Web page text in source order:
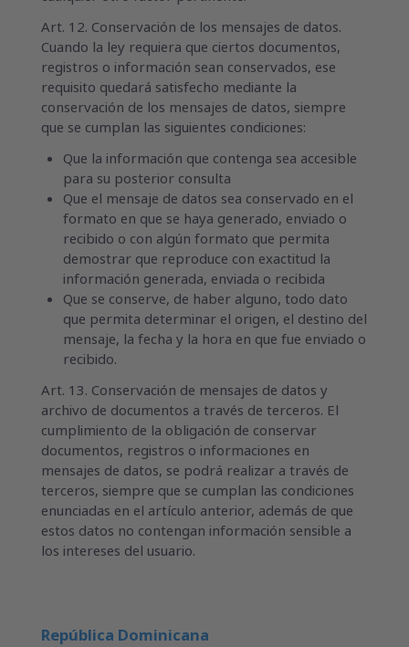
Art. 12. Conservación de los mensajes de datos.
Cuando la ley requiera que ciertos documentos,
registros o información sean conservados, ese
requisito quedará satisfecho mediante la
conservación de los mensajes de datos, siempre
que se cumplan las siguientes condiciones:
Que la información que contenga sea accesible
para su posterior consulta
Que el mensaje de datos sea conservado en el
formato en que se haya generado, enviado o
recibido o con algún formato que permita
demostrar que reproduce con exactitud la
información generada, enviada o recibida
Que se conserve, de haber alguno, todo dato
que permita determinar el origen, el destino del
mensaje, la fecha y la hora en que fue enviado o
recibido.
Art. 13. Conservación de mensajes de datos y
archivo de documentos a través de terceros. El
cumplimiento de la obligación de conservar
documentos, registros o informaciones en
mensajes de datos, se podrá realizar a través de
terceros, siempre que se cumplan las condiciones
enunciadas en el artículo anterior, además de que
estos datos no contengan información sensible a
los intereses del usuario.
República Dominicana